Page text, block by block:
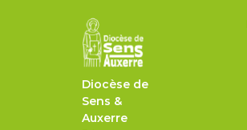
Diocèse de
Sens &
Auxerre